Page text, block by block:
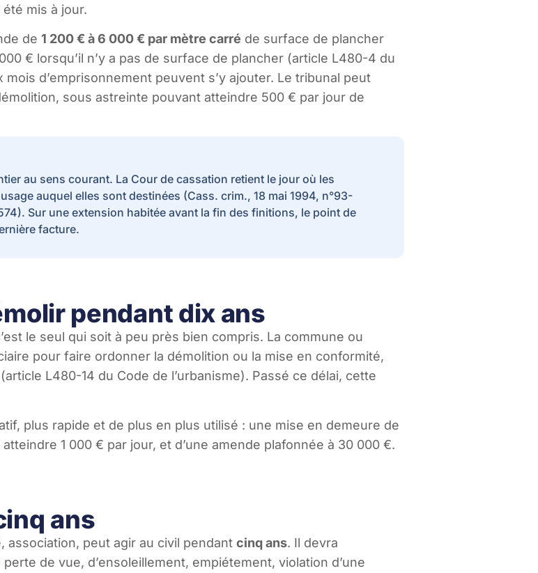
mis à jour.
de 1 200 € à 6 000 € par mètre carré de surface de plancher
€ lorsqu’il n’y a pas de surface de plancher (article L480-4 du
d’emprisonnement peuvent s’y ajouter. Le tribunal peut
sous astreinte pouvant atteindre 500 € par jour de
au sens courant. La Cour de cassation retient le jour où les
auquel elles sont destinées (Cass. crim., 18 mai 1994, n°93-
Sur une extension habitée avant la fin des finitions, le point de
facture.
pendant dix ans
le seul qui soit à peu près bien compris. La commune ou
pour faire ordonner la démolition ou la mise en conformité,
L480-14 du Code de l’urbanisme). Passé ce délai, cette
plus rapide et de plus en plus utilisé : une mise en demeure de
1 000 € par jour, et d’une amende plafonnée à 30 000 €.
ans
peut agir au civil pendant cinq ans. Il devra
de vue, d’ensoleillement, empiétement, violation d’une